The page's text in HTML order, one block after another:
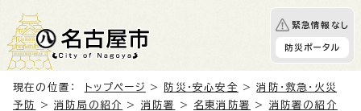
緊急情報なし
防災ポータル
現在の位置： トップページ > 防災・安心安全 >消防・救急・火災
予防
>消防局の紹介 > 消防署 > 名東消防署 > 消防署の紹介